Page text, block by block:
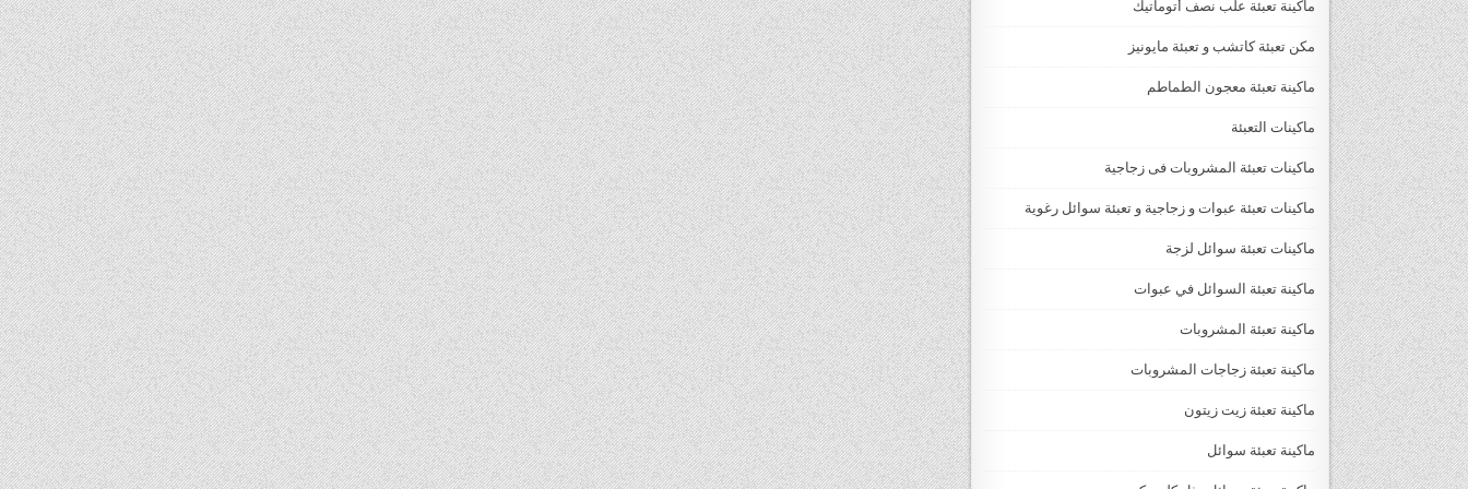
ماكينة تعبئة علب نصف أتوماتيك
مكن تعبئة كاتشب و تعبئة مايونيز
ماكينة تعبئة معجون الطماطم
ماكينات التعبئة
ماكينات تعبئة المشروبات فى زجاجية
ماكينات تعبئة عبوات و زجاجية و تعبئة سوائل رغوية
ماكينات تعبئة سوائل لزجة
‏‏‏ماكينة تعبئة السوائل في عبوات
ماكينة تعبئة المشروبات
ماكينة تعبئة زجاجات المشروبات
ماكينة تعبئة زيت زيتون
ماكينة تعبئة سوائل